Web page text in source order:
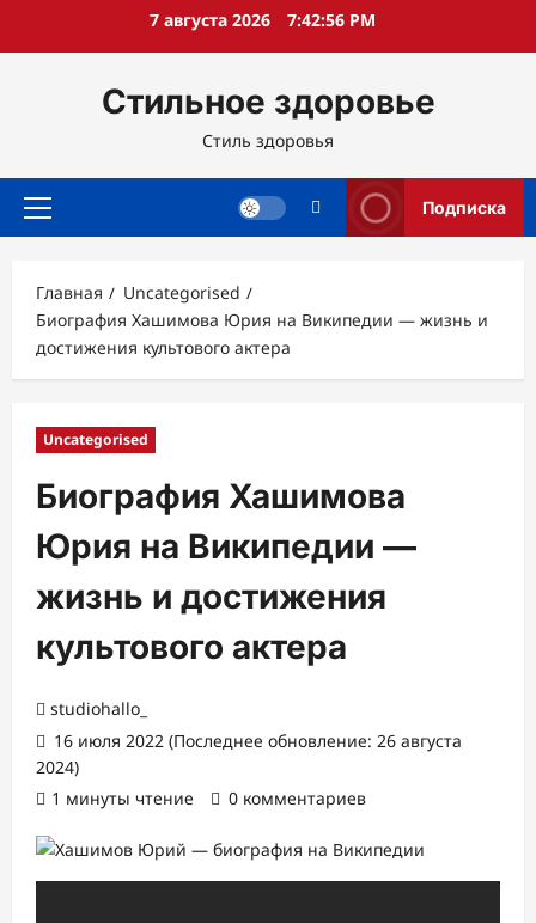
7 августа 2026 7:42:57 PM
Стильное здоровье
Стиль здоровья
Основное
Подписка
Главная
Uncategorised
Биография Хашимова Юрия на Википедии — жизнь и
достижения культового актера
Uncategorised
Биография Хашимова
Юрия на Википедии —
жизнь и достижения
культового актера
studiohallo_
16 июля 2022 (Последнее обновление: 26 августа
2024)
1 минуты чтение
0 комментариев